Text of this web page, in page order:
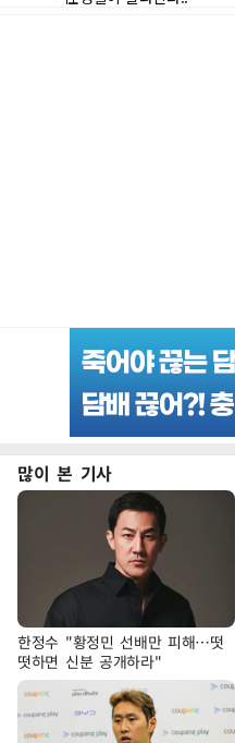
많이 본 기사
한정수 "황정민 선배만 피해…떳
떳하면 신분 공개하라"